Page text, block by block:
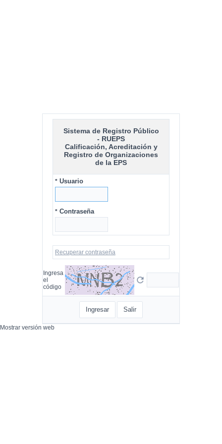
Sistema de Registro Público
- RUEPS
Calificación, Acreditación y
Registro de Organizaciones
de la EPS
* Usuario
* Contraseña
Recuperar contraseña
Ingresa
el
código
Ingresar Salir
Mostrar versión web